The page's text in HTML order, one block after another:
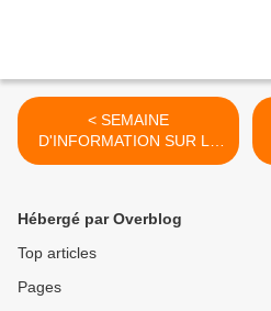
< SEMAINE
D'INFORMATION SUR LA
SANTE MENTALE - SISM -
Hébergé par Overblog
Top articles
Pages